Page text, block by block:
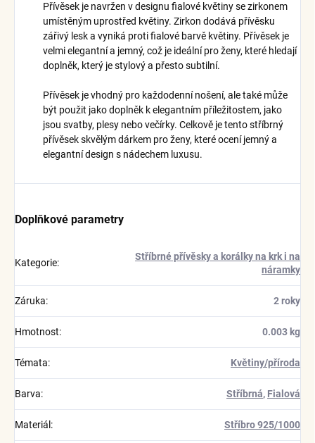
Přívěsek je navržen v designu fialové květiny se zirkonem
umístěným uprostřed květiny. Zirkon dodává přívěsku
zářivý lesk a vyniká proti fialové barvě květiny. Přívěsek je
velmi elegantní a jemný, což je ideální pro ženy, které hledají
doplněk, který je stylový a přesto subtilní.
Přívěsek je vhodný pro každodenní nošení, ale také může
být použit jako doplněk k elegantním příležitostem, jako
jsou svatby, plesy nebo večírky. Celkově je tento stříbrný
přívěsek skvělým dárkem pro ženy, které ocení jemný a
elegantní design s nádechem luxusu.
Doplňkové parametry
Kategorie:
Stříbrné přívěsky a korálky na krk i na
náramky
Záruka: 2 roky
Hmotnost: 0.003 kg
Témata: Květiny/příroda
Barva: Stříbrná, Fialová
Materiál : Stříbro 925/1000